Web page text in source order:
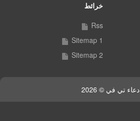
خرائط
Rss
Sitemap 1
Sitemap 2
دعاء تي في © 2026